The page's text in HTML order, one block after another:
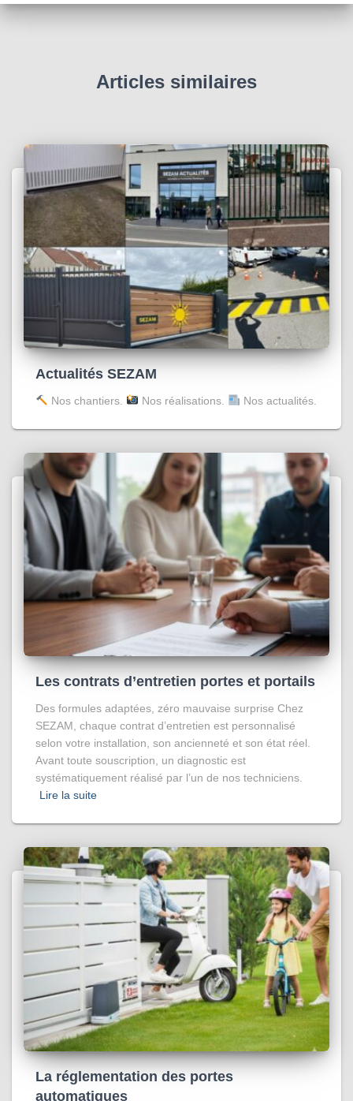
Articles similaires
Actualités SEZAM
Nos chantiers. Nos réalisations. Nos actualités.
Les contrats d’entretien portes et portails
Des formules adaptées, zéro mauvaise surprise Chez
SEZAM, chaque contrat d’entretien est personnalisé
selon votre installation, son ancienneté et son état réel.
Avant toute souscription, un diagnostic est
systématiquement réalisé par l’un de nos techniciens.
Lire la suite
La réglementation des portes
automatiques